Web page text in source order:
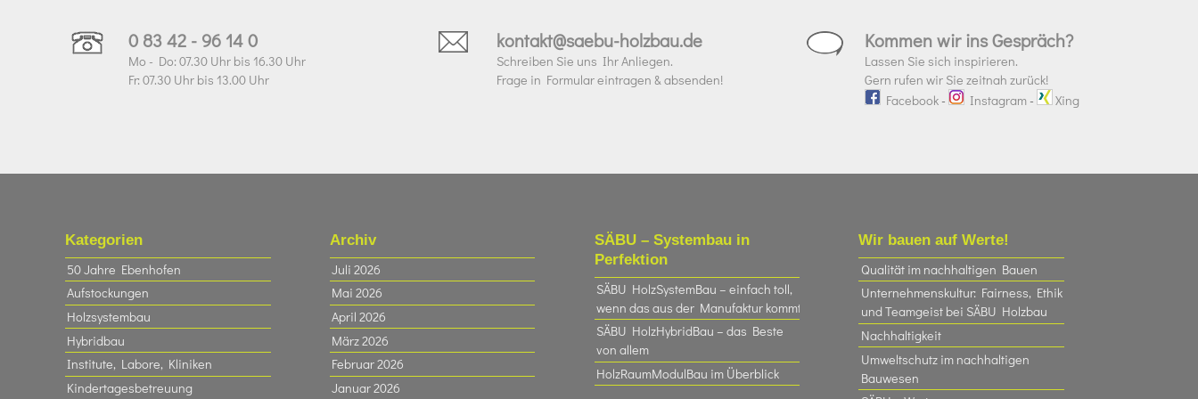
0 83 42 - 96 14 0
Mo - Do: 07.30 Uhr bis 16.30 Uhr
Fr: 07.30 Uhr bis 13.00 Uhr
kontakt@saebu-holzbau.de
Schreiben Sie uns Ihr Anliegen.
Frage in Formular eintragen & absenden!
Kommen wir ins Gespräch?
Lassen Sie sich inspirieren.
Gern rufen wir Sie zeitnah zurück!
Facebook- Instagram- Xing
Kategorien
50 Jahre Ebenhofen
Aufstockungen
Holzsystembau
Hybridbau
Institute, Labore, Kliniken
Kindertagesbetreuung
Archiv
Juli 2026
Mai 2026
April 2026
März 2026
Februar 2026
Januar 2026
SÄBU – Systembau in
Perfektion
SÄBU HolzSystemBau – einfach toll,
wenn das aus der Manufaktur kommt
SÄBU HolzHybridBau – das Beste
von allem
HolzRaumModulBau im Überblick
Wir bauen auf Werte!
Qualität im nachhaltigen Bauen
Unternehmenskultur: Fairness, Ethik
und Teamgeist bei SÄBU Holzbau​
Nachhaltigkeit
Umweltschutz im nachhaltigen
Bauwesen